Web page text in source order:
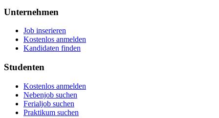
Unternehmen
Job inserieren
Kostenlos anmelden
Kandidaten finden
Studenten
Kostenlos anmelden
Nebenjob suchen
Ferialjob suchen
Praktikum suchen